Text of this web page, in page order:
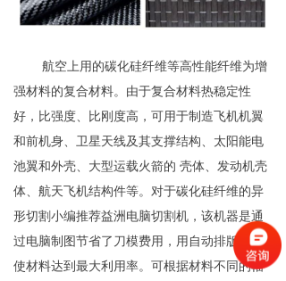
航空上用的碳化硅纤维等高性能纤维为增
强材料的复合材料。由于复合材料热稳定性
好，比强度、比刚度高，可用于制造飞机机翼
和前机身、卫星天线及其支撑结构、太阳能电
池翼和外壳、大型运载火箭的 壳体、发动机壳
体、航天飞机结构件等。对于碳化硅纤维的异
形切割小编推荐益洲电脑切割机，该机器是通
过电脑制图节省了刀模费用，用自动排版软件
使材料达到最大利用率。可根据材料不同的幅